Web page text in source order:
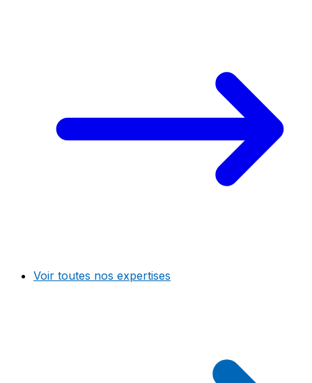
Voir toutes nos expertises